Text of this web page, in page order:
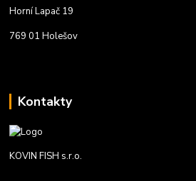
Horní Lapač 19
769 01 Holešov
Kontakty
KOVIN FISH s.r.o.